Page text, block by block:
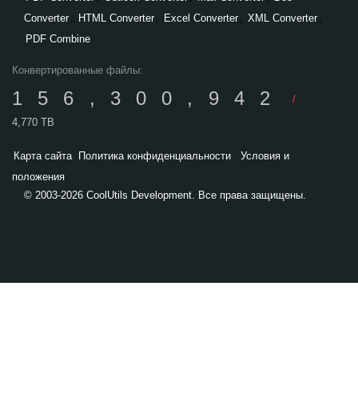
Converter , HTML Converter , Excel Converter , XML Converter ,
PDF Combine
Конвертированные файлы:
156,300,942
/
4,770 TB
Карта сайта Политика конфиденциальности
Условия и
положения
© 2003-2026 CoolUtils Development. Все права защищены.